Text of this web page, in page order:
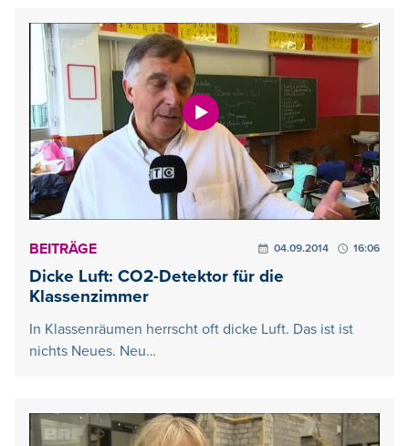
BEITRÄGE 04.09.2014 16:06
Dicke Luft: CO2-Detektor für die
Klassenzimmer
In Klassenräumen herrscht oft dicke Luft. Das ist ist
nichts Neues. Neu…